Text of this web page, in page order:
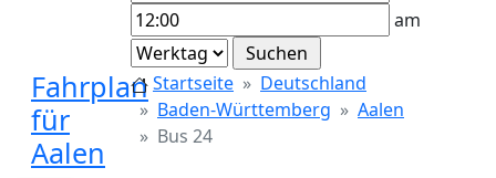
am
Fahrplan
für
Aalen
Startseite
Deutschland
Baden-Württemberg
Aalen
Bus 24